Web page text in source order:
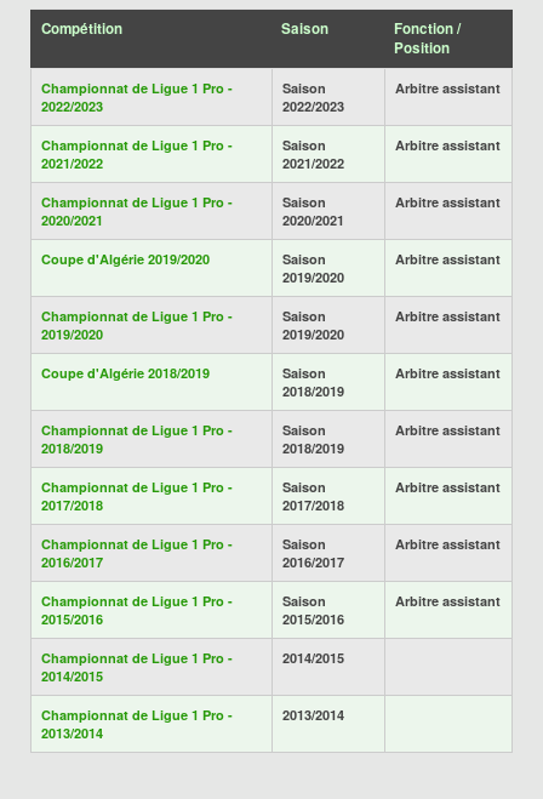
Compétition Saison
Fonction /
Position
Championnat de Ligue 1 Pro -
2022/2023
Saison
2022/2023
Arbitre assistant
Championnat de Ligue 1 Pro -
2021/2022
Saison
2021/2022
Arbitre assistant
Championnat de Ligue 1 Pro -
2020/2021
Saison
2020/2021
Arbitre assistant
Coupe d'Algérie 2019/2020
Saison
2019/2020
Arbitre assistant
Championnat de Ligue 1 Pro -
2019/2020
Saison
2019/2020
Arbitre assistant
Coupe d'Algérie 2018/2019
Saison
2018/2019
Arbitre assistant
Championnat de Ligue 1 Pro -
2018/2019
Saison
2018/2019
Arbitre assistant
Championnat de Ligue 1 Pro -
2017/2018
Saison
2017/2018
Arbitre assistant
Championnat de Ligue 1 Pro -
2016/2017
Saison
2016/2017
Arbitre assistant
Championnat de Ligue 1 Pro -
2015/2016
Saison
2015/2016
Arbitre assistant
Championnat de Ligue 1 Pro -
2014/2015
2014/2015
Championnat de Ligue 1 Pro -
2013/2014
2013/2014